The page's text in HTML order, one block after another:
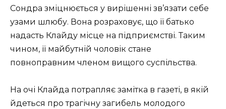
Сондра зміцнюється у вирішенні зв’язати себе
узами шлюбу. Вона розраховує, що її батько
надасть Клайду місце на підприємстві. Таким
чином, її майбутній чоловік стане
повноправним членом вищого суспільства.
На очі Клайда потрапляє замітка в газеті, в якій
йдеться про трагічну загибель молодого